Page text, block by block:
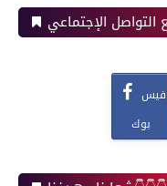
فيس
بوك